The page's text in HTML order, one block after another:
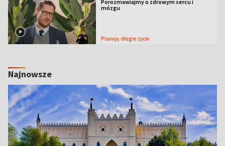
Porozmawiajmy o zdrowym sercu i
mózgu
Planuję długie życie
Najnowsze